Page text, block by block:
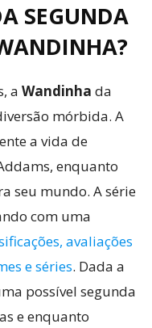
SEGUNDA
a Wandinha da
mórbida. A
a vida de
enquanto
seu mundo. A série
com uma
avaliações
e séries. Dada a
possível segunda
e enquanto